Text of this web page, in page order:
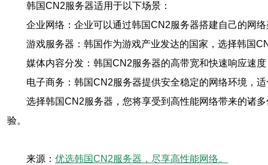
韩国CN2服务器适用于以下场景：
企业网络：企业可以通过韩国CN2服务器搭建自己的网
游戏服务器：韩国作为游戏产业发达的国家，选择韩国
媒体内容分发：韩国CN2服务器的高带宽和快速响应速
电子商务：韩国CN2服务器提供安全稳定的网络环境，
选择韩国CN2服务器，您将享受到高性能网络带来的诸
验。
来源： 优选韩国CN2服务器，尽享高性能网络。